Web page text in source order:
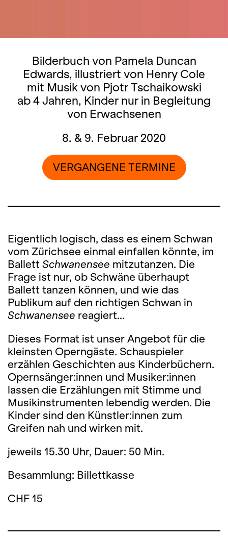
Bilderbuch von Pamela Duncan
Edwards, illustriert von Henry Cole
mit Musik von Pjotr Tschaikowski
ab 4 Jahren, Kinder nur in Begleitung
von Erwachsenen
8. & 9. Februar 2020
VERGANGENE TERMINE
Eigentlich logisch, dass es einem Schwan
vom Zürichsee einmal einfallen könnte, im
Ballett Schwanensee mitzutanzen. Die
Frage ist nur, ob Schwäne überhaupt
Ballett tanzen können, und wie das
Publikum auf den richtigen Schwan in
Schwanensee reagiert...
Dieses Format ist unser Angebot für die
kleinsten Operngäste. Schauspieler
erzählen Geschichten aus Kinderbüchern.
Opernsänger:innen und Musiker:innen
lassen die Erzählungen mit Stimme und
Musikinstrumenten lebendig werden. Die
Kinder sind den Künstler:innen zum
Greifen nah und wirken mit.
jeweils 15.30 Uhr, Dauer: 50 Min.
Besammlung: Billettkasse
CHF 15